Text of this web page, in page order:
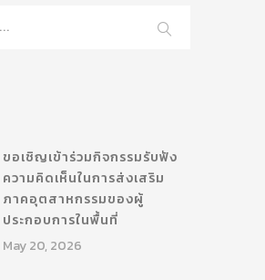
ขอเชิญเข้าร่วมกิจกรรมรับฟัง
ความคิดเห็นในการส่งเสริม
ภาคอุตสาหกรรมของผู้
ประกอบการในพื้นที่
May 20, 2026